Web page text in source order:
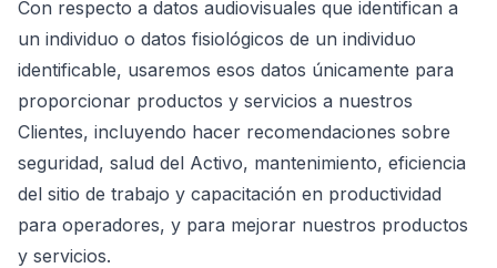
Con respecto a datos audiovisuales que identifican a
un individuo o datos fisiológicos de un individuo
identificable, usaremos esos datos únicamente para
proporcionar productos y servicios a nuestros
Clientes, incluyendo hacer recomendaciones sobre
seguridad, salud del Activo, mantenimiento, eficiencia
del sitio de trabajo y capacitación en productividad
para operadores, y para mejorar nuestros productos
y servicios.